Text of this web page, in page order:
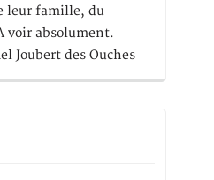
leur famille, du
voir absolument.
Joubert des Ouches